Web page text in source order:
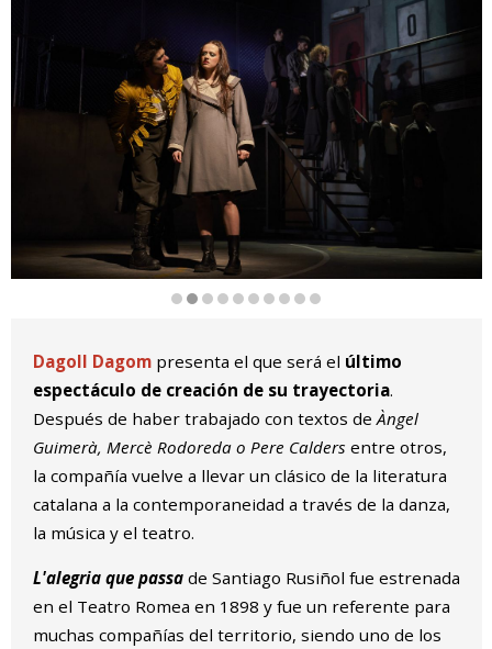
Dagoll Dagompresenta el que será el último
espectáculo de creación de su trayectoria.
Después de haber trabajado con textos de Àngel
Guimerà, Mercè Rodoreda o Pere Calders entre otros,
la compañía vuelve a llevar un clásico de la literatura
catalana a la contemporaneidad a través de la danza,
la música y el teatro.
L'alegria que passade Santiago Rusiñol fue estrenada
en el Teatro Romea en 1898 y fue un referente para
muchas compañías del territorio, siendo uno de los